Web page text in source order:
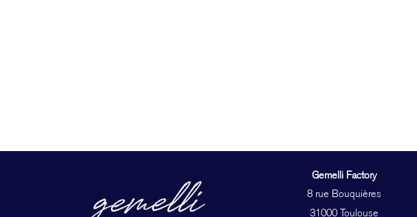
Gemelli Factory
8 rue Bouquières
31000 Toulouse